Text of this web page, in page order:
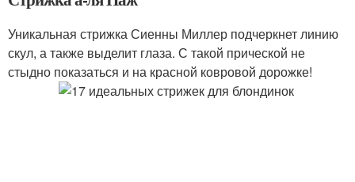
Уникальная стрижка Сиенны Миллер подчеркнет линию
скул, а также выделит глаза. С такой прической не
стыдно показаться и на красной ковровой дорожке!